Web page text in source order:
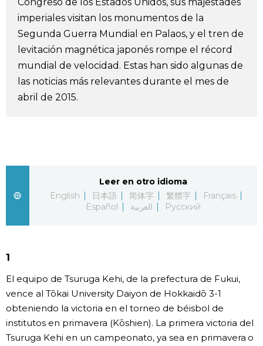
العربية
Русский
Cultura
Tecnología
Vida
Vídeos e imágenes
En profundidad
Datos de Japón
Fragmentos de Japón
imperiales visitan los monumentos de la
Segunda Guerra Mundial en Palaos, y el tren de
levitación magnética japonés rompe el récord
mundial de velocidad. Estas han sido algunas de
las noticias más relevantes durante el mes de
abril de 2015.
Leer en otro idioma
English
日本語 简体字 繁體字
Français
Español
العربية Русский
1
El equipo de Tsuruga Kehi, de la prefectura de Fukui,
vence al Tōkai University Daiyon de Hokkaidō 3-1
obteniendo la victoria en el torneo de béisbol de
institutos en primavera (Kōshien). La primera victoria del
Tsuruga Kehi en un campeonato, ya sea en primavera o